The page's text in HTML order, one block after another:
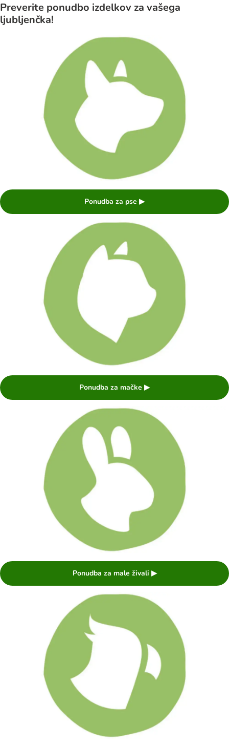
Preverite ponudbo izdelkov za vašega
ljubljenčka!
Ponudba za pse ▶
Ponudba za mačke ▶
Ponudba za male živali ▶